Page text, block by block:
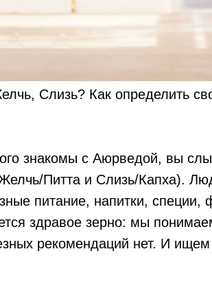
Слизь? Как определить
знакомы с Аюрведой, вы
Питта и Слизь/Капха).
питание, напитки, специи,
здравое зерно: мы
рекомендаций нет. И